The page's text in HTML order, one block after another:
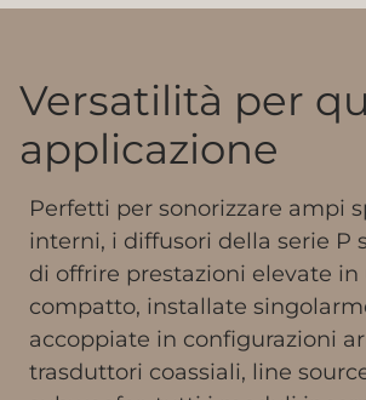
Versatilità per
applicazione
Perfetti per sonorizzare ampi
interni, i diffusori della serie P
di offrire prestazioni elevate
compatto, installate
accoppiate in configurazioni
trasduttori coassiali, line